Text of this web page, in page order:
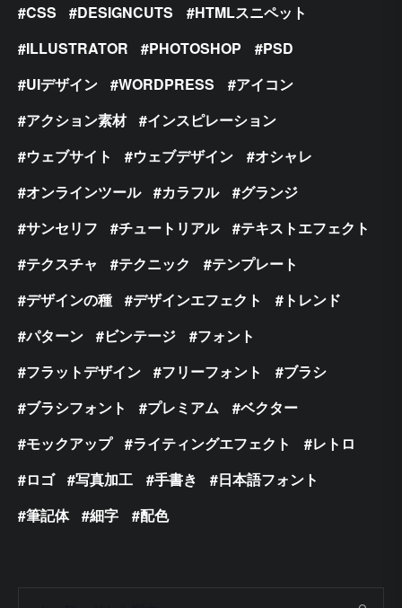
CSS DESIGNCUTS
HTMLスニペット
ILLUSTRATOR
PHOTOSHOP
PSD
UIデザイン
WORDPRESS
アイコン
アクション素材
インスピレーション
ウェブサイト
ウェブデザイン
オシャレ
オンラインツール
カラフル
グランジ
サンセリフ
チュートリアル
テキストエフェクト
テクスチャ
テクニック
テンプレート
デザインの種
デザインエフェクト
トレンド
パターン
ビンテージ
フォント
フラットデザイン
フリーフォント
ブラシ
ブラシフォント
プレミアム
ベクター
モックアップ
ライティングエフェクト
レトロ
ロゴ
写真加工 手書き
日本語フォント
筆記体
細字 配色